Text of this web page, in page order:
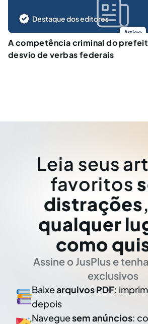
Artigo
Destaque dos editores
A competência criminal do
desvio de verbas federais
Leia seus
favoritos
distrações
qualquer
como
Assine o JusPlus e
exclusivos
Baixearquivos PDF:
depois
Naveguesem anúncios: